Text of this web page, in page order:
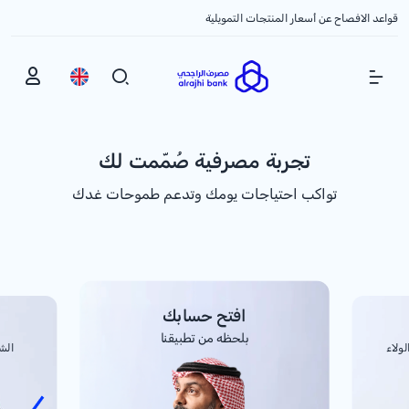
قواعد الافصاح عن أسعار المنتجات التمويلية
Show Menu
تجربة مصرفية صُمّمت لك
تواكب احتياجات يومك وتدعم طموحات غدك
افتح حسابك
بلحظه من تطبيقنا